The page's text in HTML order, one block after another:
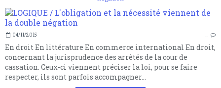
04/11/2015 …
En droit En littérature En commerce international En droit,
concernant la jurisprudence des arrêtés de la cour de
cassation. Ceux-ci viennent préciser la loi, pour se faire
respecter, ils sont parfois accompagner...